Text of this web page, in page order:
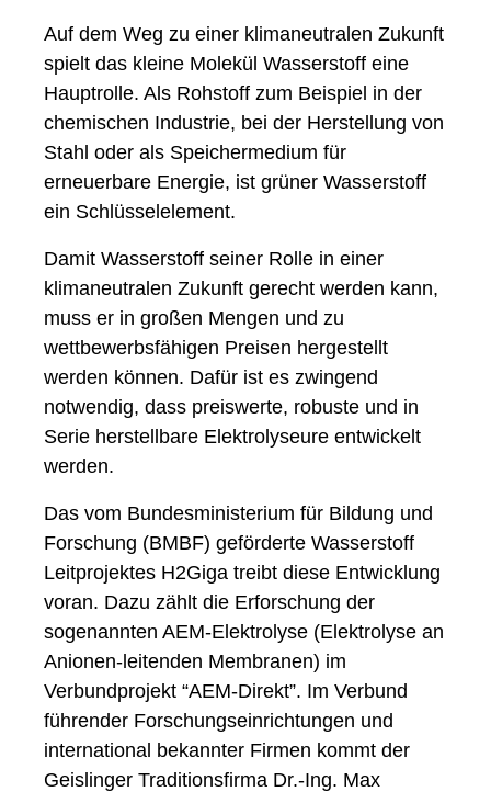
Auf dem Weg zu einer klimaneutralen Zukunft
spielt das kleine Molekül Wasserstoff eine
Hauptrolle. Als Rohstoff zum Beispiel in der
chemischen Industrie, bei der Herstellung von
Stahl oder als Speichermedium für
erneuerbare Energie, ist grüner Wasserstoff
ein Schlüsselelement.
Damit Wasserstoff seiner Rolle in einer
klimaneutralen Zukunft gerecht werden kann,
muss er in großen Mengen und zu
wettbewerbsfähigen Preisen hergestellt
werden können. Dafür ist es zwingend
notwendig, dass preiswerte, robuste und in
Serie herstellbare Elektrolyseure entwickelt
werden.
Das vom Bundesministerium für Bildung und
Forschung (BMBF) geförderte Wasserstoff
Leitprojektes H2Giga treibt diese Entwicklung
voran. Dazu zählt die Erforschung der
sogenannten AEM-Elektrolyse (Elektrolyse an
Anionen-leitenden Membranen) im
Verbundprojekt “AEM-Direkt”. Im Verbund
führender Forschungseinrichtungen und
international bekannter Firmen kommt der
Geislinger Traditionsfirma Dr.-Ing. Max